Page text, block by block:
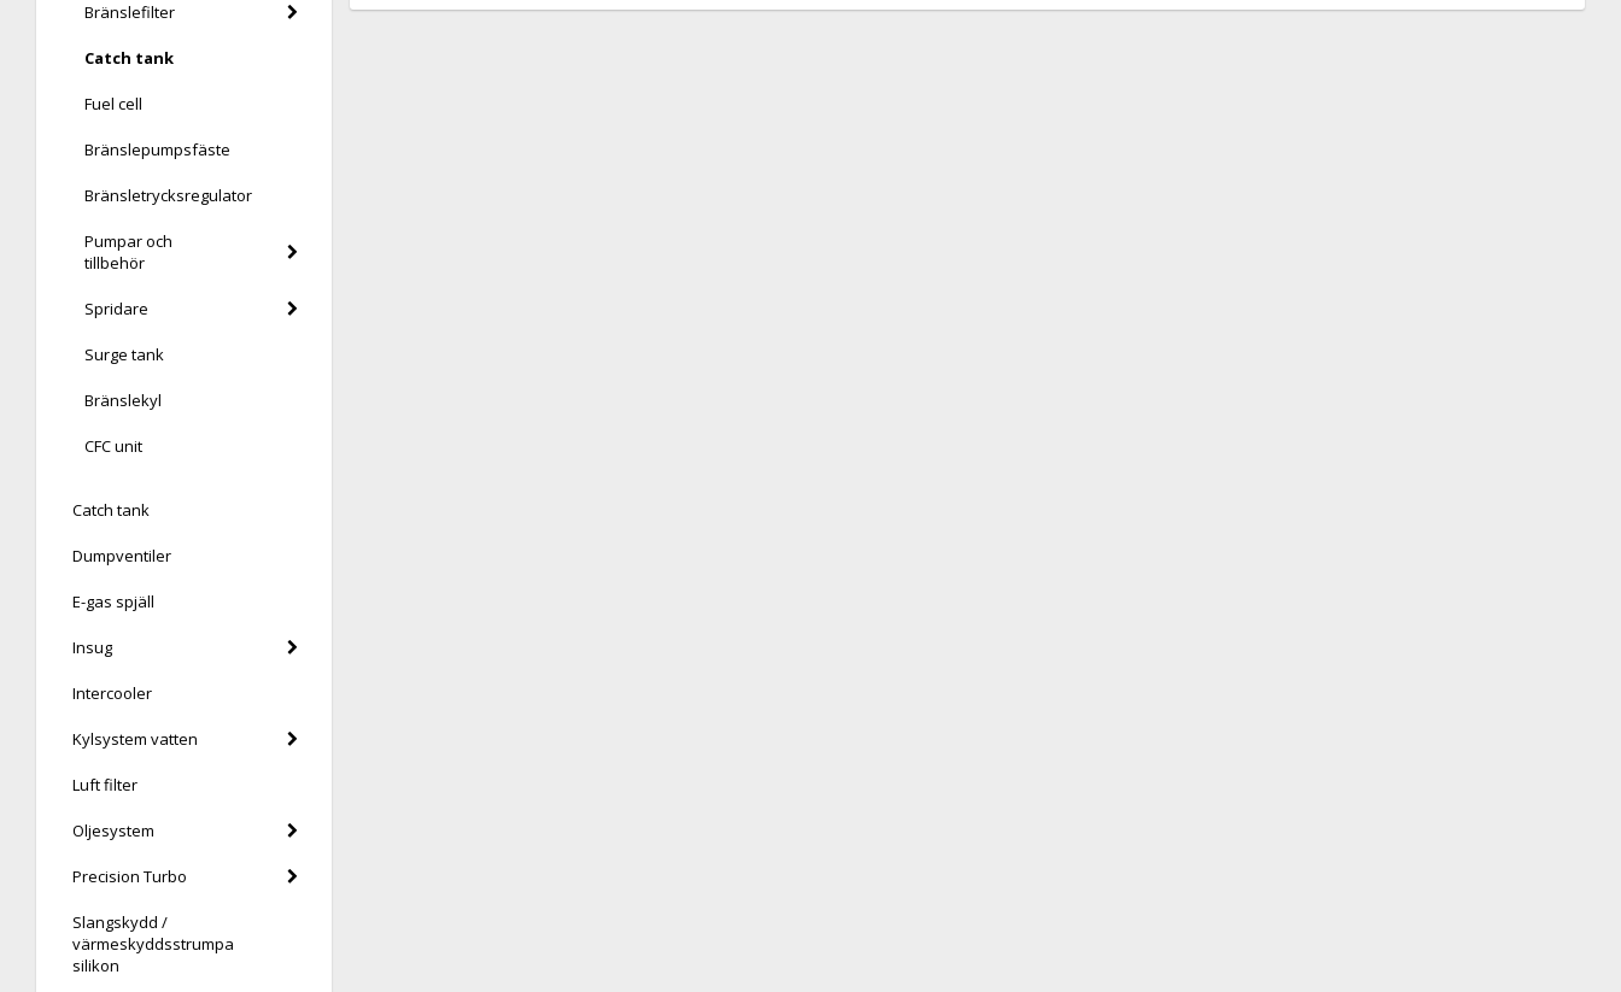
Bränslefilter
Catch tank
Fuel cell
Bränslepumpsfäste
Bränsletrycksregulator
Pumpar och
tillbehör
Spridare
Surge tank
Bränslekyl
CFC unit
Catch tank
Dumpventiler
E-gas spjäll
Insug
Intercooler
Kylsystem vatten
Luft filter
Oljesystem
Precision Turbo
Slangskydd /
värmeskyddsstrumpa
silikon